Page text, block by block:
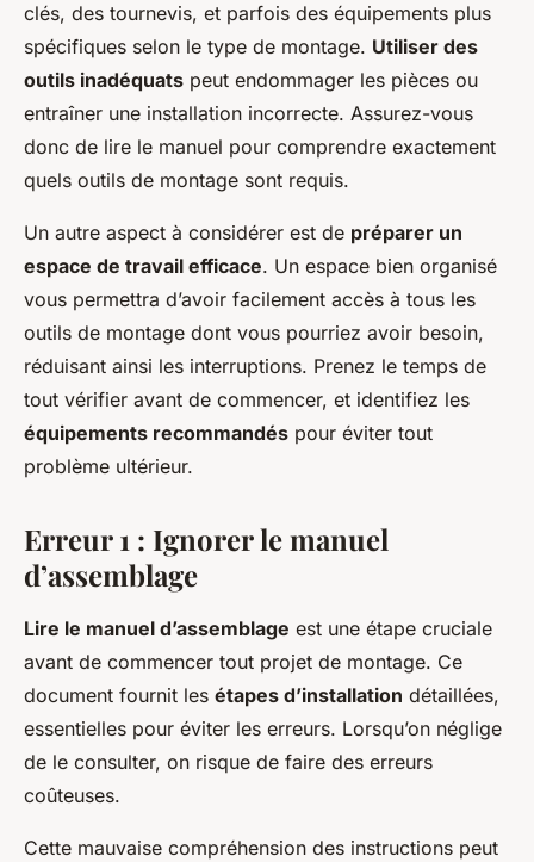
clés, des tournevis, et parfois des équipements plus
spécifiques selon le type de montage. Utiliser des
outils inadéquats peut endommager les pièces ou
entraîner une installation incorrecte. Assurez-vous
donc de lire le manuel pour comprendre exactement
quels outils de montage sont requis.
Un autre aspect à considérer est de préparer un
espace de travail efficace. Un espace bien organisé
vous permettra d’avoir facilement accès à tous les
outils de montage dont vous pourriez avoir besoin,
réduisant ainsi les interruptions. Prenez le temps de
tout vérifier avant de commencer, et identifiez les
équipements recommandés pour éviter tout
problème ultérieur.
Erreur 1 : Ignorer le manuel
d’assemblage
Lire le manuel d’assemblage est une étape cruciale
avant de commencer tout projet de montage. Ce
document fournit les étapes d’installation détaillées,
essentielles pour éviter les erreurs. Lorsqu’on néglige
de le consulter, on risque de faire des erreurs
coûteuses.
Cette mauvaise compréhension des instructions peut